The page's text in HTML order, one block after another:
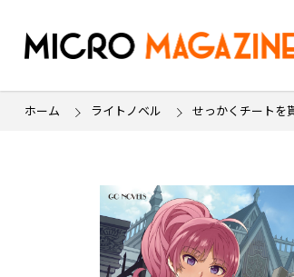
ホーム ライトノベル せっかくチートを